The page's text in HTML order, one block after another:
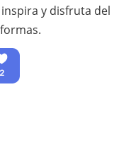
y disfruta del